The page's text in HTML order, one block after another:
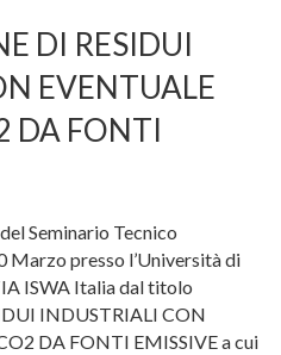
DI RESIDUI
EVENTUALE
DA FONTI
Seminario Tecnico
Marzo presso l’Università di
ISWA Italia dal titolo
INDUSTRIALI CON
DA FONTI EMISSIVE a cui